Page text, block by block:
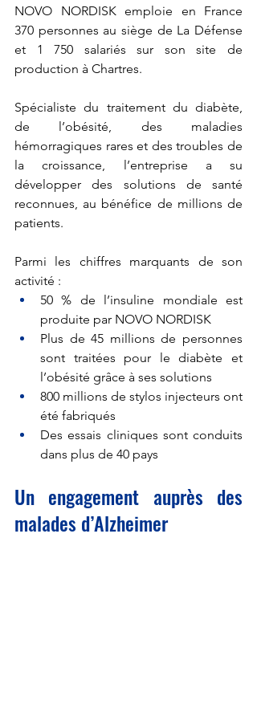
NOVO NORDISK emploie en France
370 personnes au siège de La Défense
et 1 750 salariés sur son site de
production à Chartres.
Spécialiste du traitement du diabète,
de l’obésité, des maladies
hémorragiques rares et des troubles de
la croissance, l’entreprise a su
développer des solutions de santé
reconnues, au bénéfice de millions de
patients.
Parmi les chiffres marquants de son
activité :
50 % de l’insuline mondiale est
produite par NOVO NORDISK
Plus de 45 millions de personnes
sont traitées pour le diabète et
l’obésité grâce à ses solutions
800 millions de stylos injecteurs ont
été fabriqués
Des essais cliniques sont conduits
dans plus de 40 pays
Un engagement auprès des
malades d’Alzheimer